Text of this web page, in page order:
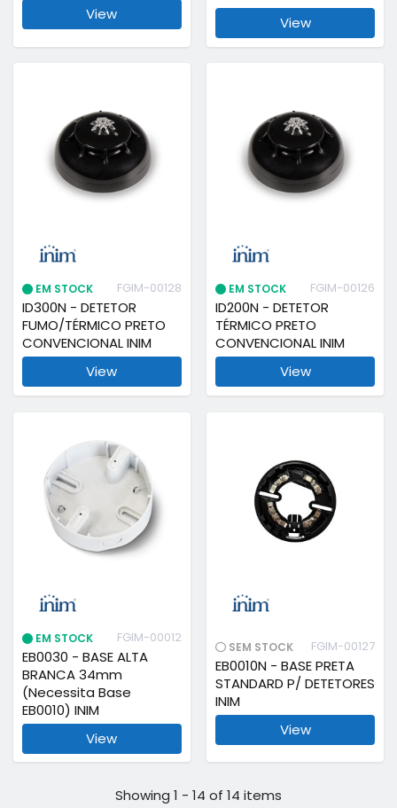
View
View
EM STOCK FGIM-00128
ID300N - DETETOR
FUMO/TÉRMICO PRETO
CONVENCIONAL INIM
View
EM STOCK FGIM-00126
ID200N - DETETOR
TÉRMICO PRETO
CONVENCIONAL INIM
View
EM STOCK FGIM-00012
EB0030 - BASE ALTA
BRANCA 34mm
(Necessita Base
EB0010) INIM
View
SEM STOCK FGIM-00127
EB0010N - BASE PRETA
STANDARD P/ DETETORES
INIM
View
Showing 1 - 14 of 14 items